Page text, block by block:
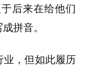
后来在给他们
拼音。
，但如此履历